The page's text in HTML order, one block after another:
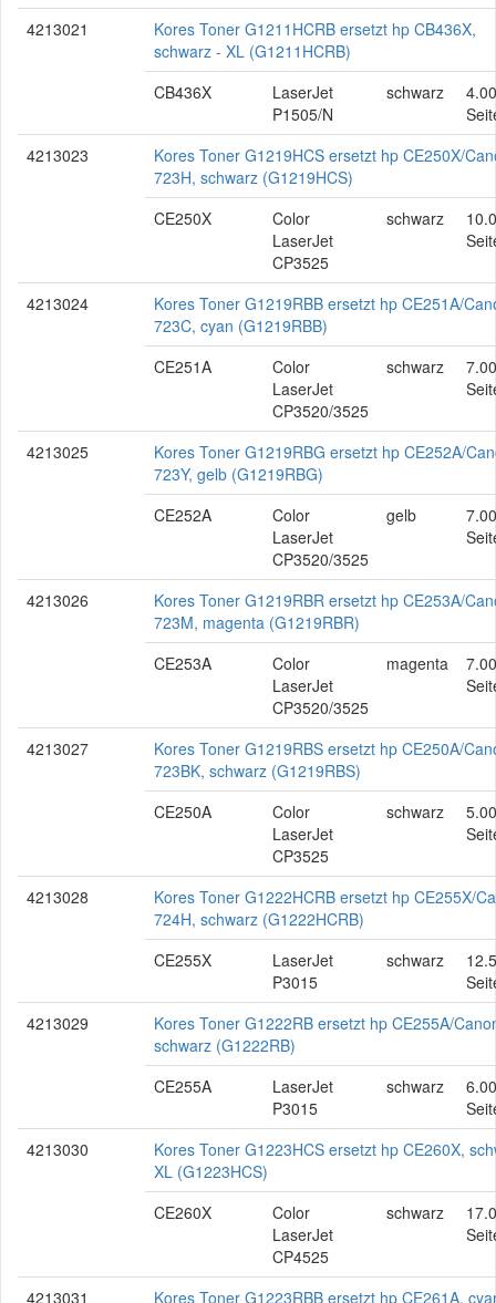
4213021
Kores Toner G1211HCRB ersetzt hp CB436X,
schwarz - XL (G1211HCRB)
CB436X
LaserJet
P1505/N
schwarz
4213023
Kores Toner G1219HCS ersetzt hp CE250X/
723H, schwarz (G1219HCS)
CE250X
Color
LaserJet
CP3525
schwarz
4213024
Kores Toner G1219RBB ersetzt hp CE251A/
723C, cyan (G1219RBB)
CE251A
Color
LaserJet
CP3520/3525
schwarz
4213025
Kores Toner G1219RBG ersetzt hp CE252A/
723Y, gelb (G1219RBG)
CE252A
Color
LaserJet
CP3520/3525
gelb
4213026
Kores Toner G1219RBR ersetzt hp CE253A/
723M, magenta (G1219RBR)
CE253A
Color
LaserJet
CP3520/3525
magenta
4213027
Kores Toner G1219RBS ersetzt hp CE250A/
723BK, schwarz (G1219RBS)
CE250A
Color
LaserJet
CP3525
schwarz
4213028
Kores Toner G1222HCRB ersetzt hp CE255X/
724H, schwarz (G1222HCRB)
CE255X
LaserJet
P3015
schwarz
4213029
Kores Toner G1222RB ersetzt hp CE255A/
schwarz (G1222RB)
CE255A
LaserJet
P3015
schwarz
4213030
Kores Toner G1223HCS ersetzt hp CE260X,
XL (G1223HCS)
CE260X
Color
LaserJet
CP4525
schwarz
4213031
Kores Toner G1223RBB ersetzt hp CE261A,